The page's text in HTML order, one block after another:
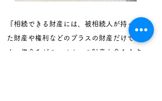
『相続できる財産には、被相続人が持ってい
た財産や権利などのプラスの財産だけでな
く、借金などのマイナスの財産も含みます。